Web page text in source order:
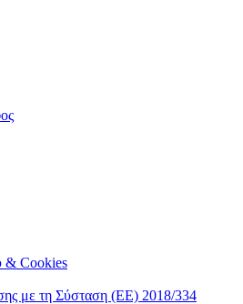
& Cookies
με τη Σύσταση (ΕΕ) 2018/334